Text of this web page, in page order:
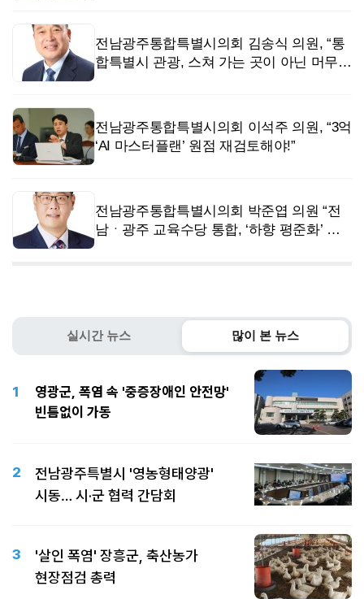
전남광주통합특별시의회 김송식 의원, “통
합특별시 관광, 스쳐 가는 곳이 아닌 머무는
전남광주통합특별시의회 이석주 의원, “3억
‘AI 마스터플랜’ 원점 재검토해야!”
전남광주통합특별시의회 박준엽 의원 “전
남ㆍ광주 교육수당 통합, ‘하향 평준화’ 절
실시간 뉴스 많이 본 뉴스
1
영광군, 폭염 속 '중증장애인 안전망'
빈틈없이 가동
2
전남광주특별시 '영농형태양광'
시동… 시·군 협력 간담회
3
'살인 폭염' 장흥군, 축산농가
현장점검 총력